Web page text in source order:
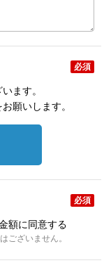
必須
ます。
願いします。
必須
額に同意する
ございません。